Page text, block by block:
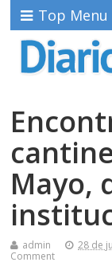
Top Menu
Mayo,
admin 28 de
Comment